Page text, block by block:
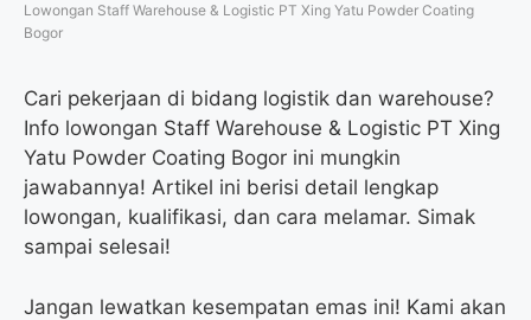
Lowongan Staff Warehouse & Logistic PT Xing Yatu Powder Coating
Bogor
Cari pekerjaan di bidang logistik dan warehouse?
Info lowongan Staff Warehouse & Logistic PT Xing
Yatu Powder Coating Bogor ini mungkin
jawabannya! Artikel ini berisi detail lengkap
lowongan, kualifikasi, dan cara melamar. Simak
sampai selesai!
Jangan lewatkan kesempatan emas ini! Kami akan